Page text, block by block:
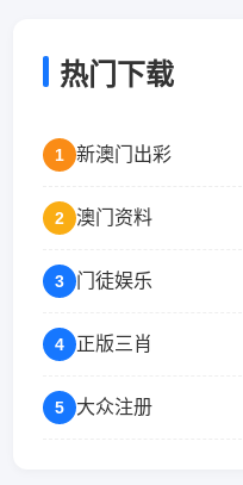
热门下载
1 新澳门出彩
2 澳门资料
3 门徒娱乐
4 正版三肖
5 大众注册